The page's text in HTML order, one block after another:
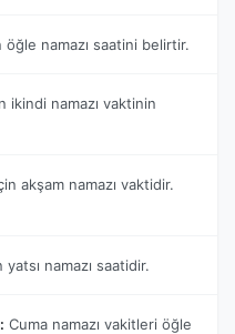
öğle namazı saatini belirtir.
ikindi namazı vaktinin
akşam namazı vaktidir.
yatsı namazı saatidir.
Cuma namazı vakitleri öğle